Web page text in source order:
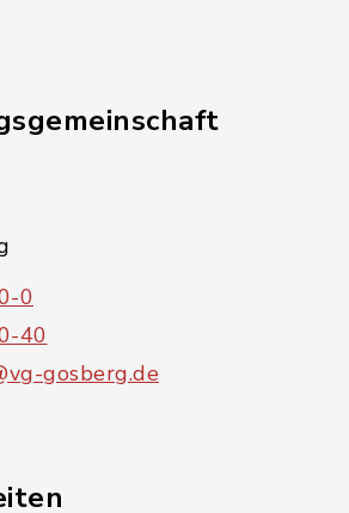
0
40
gosberg.de